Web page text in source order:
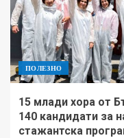
ПОЛЕЗНО
15 млади хора от
140 кандидати за
стажантска